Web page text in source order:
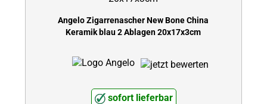
Angelo Zigarrenascher New Bone China
Keramik blau 2 Ablagen 20x17x3cm
sofort lieferbar